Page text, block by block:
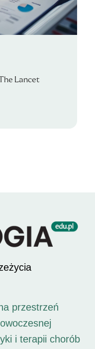
Lancet
przestrzeń
i terapii chorób